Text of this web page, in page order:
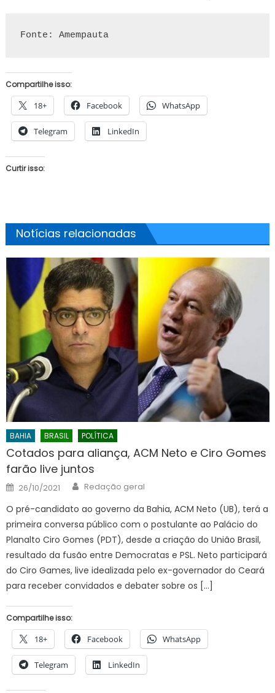
Fonte: Amempauta
Compartilhe isso:
18+ Facebook WhatsApp
Telegram LinkedIn
Curtir isso:
Notícias relacionadas
BAHIA BRASIL POLÍTICA
Cotados para aliança, ACM Neto e Ciro Gomes
farão live juntos
Posted
on
26/10/2021 Author
Redação geral
O pré-candidato ao governo da Bahia, ACM Neto (UB), terá a
primeira conversa público com o postulante ao Palácio do
Planalto Ciro Gomes (PDT), desde a criação do União Brasil,
resultado da fusão entre Democratas e PSL. Neto participará
do Ciro Games, live idealizada pelo ex-governador do Ceará
para receber convidados e debater sobre os […]
Compartilhe isso:
18+ Facebook WhatsApp
Telegram LinkedIn